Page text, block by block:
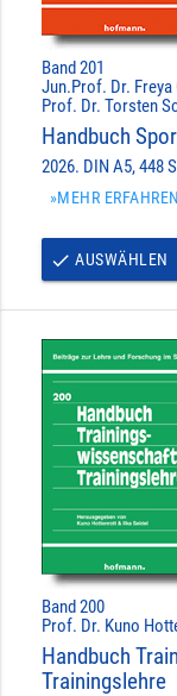
Band 201
Jun.Prof. Dr.
Prof. Dr. Torsten
Handbuch
2026. DIN A5, 448
»MEHR
done AUSWÄHLEN
Band 200
Prof. Dr. Kuno
Handbuch
Trainingslehre